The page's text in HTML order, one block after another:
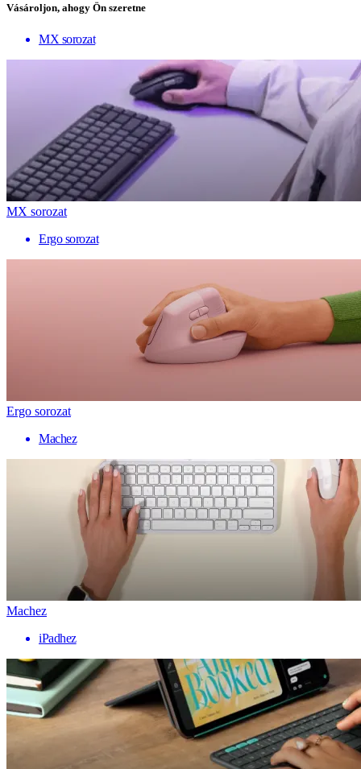
Vásároljon, ahogy Ön szeretne
MX sorozat
MX sorozat
Ergo sorozat
Ergo sorozat
Machez
Machez
iPadhez